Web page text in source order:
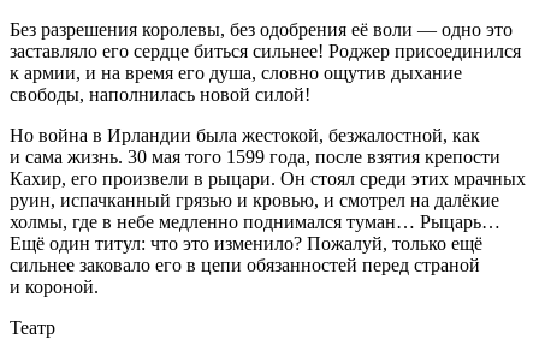
Без разрешения королевы, без одобрения её воли — одно это
заставляло его сердце биться сильнее! Роджер присоединился
к армии, и на время его душа, словно ощутив дыхание
свободы, наполнилась новой силой!
Но война в Ирландии была жестокой, безжалостной, как
и сама жизнь. 30 мая того 1599 года, после взятия крепости
Кахир, его произвели в рыцари. Он стоял среди этих мрачных
руин, испачканный грязью и кровью, и смотрел на далёкие
холмы, где в небе медленно поднимался туман… Рыцарь…
Ещё один титул: что это изменило? Пожалуй, только ещё
сильнее заковало его в цепи обязанностей перед страной
и короной.
Театр